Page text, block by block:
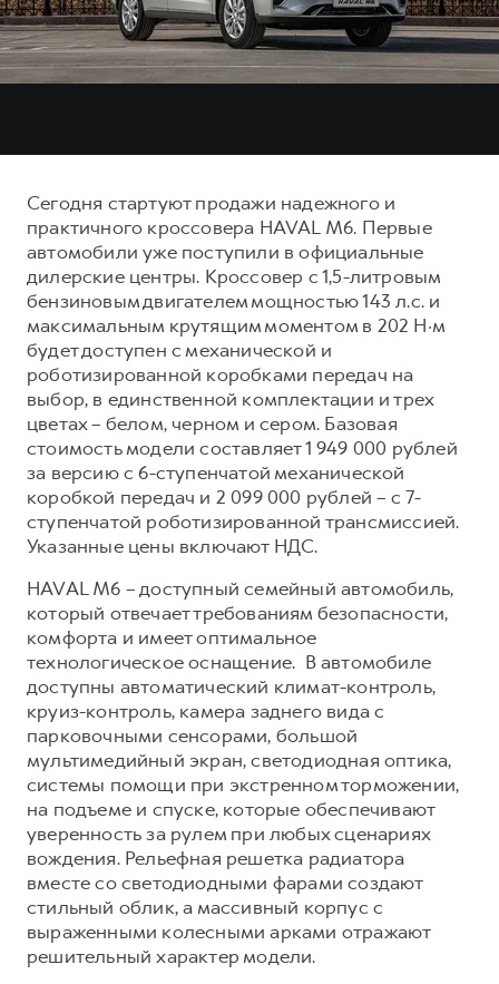
от 2 899 000 ₽ от 3 599 000 ₽
Тест-драйв
Трейд-ин
Страхование
Кредит
Для малого бизнеса
Корпоративным клиентам
Крупным корпоративным клиентам
Система управления автопарком
Сервис для корпоративных клиентов
HAVAL Лизинг
АКСЕССУАРЫ HAVAL
Автомобильные аксессуары
Коллекция CITY
Коллекция Базовая
Коллекция Детская
СЕРВИСНОЕ ОБСЛУЖИВАНИЕ
Нулевое ТО
ПОДДЕРЖКА
GWM Безопасность
Гарантия HAVAL
Мобильное приложение GWM
Программа «HAVAL Защита+»
Руководства по эксплуатации
Подписки
АКСЕССУАРЫ HAVAL
Автомобильные аксессуары
Коллекция CITY
Коллекция Базовая
Коллекция Детская
О дилере
Контакты
Сегодня стартуют продажи надежного и
практичного кроссовера HAVAL M6. Первые
автомобили уже поступили в официальные
дилерские центры. Кроссовер с 1,5-литровым
бензиновым двигателем мощностью 143 л.с. и
максимальным крутящим моментом в 202 Н·м
будет доступен с механической и
роботизированной коробками передач на
выбор, в единственной комплектации и трех
цветах – белом, черном и сером. Базовая
стоимость модели составляет 1 949 000 рублей
за версию с 6-ступенчатой механической
коробкой передач и 2 099 000 рублей – с 7-
ступенчатой роботизированной трансмиссией.
Указанные цены включают НДС.
HAVAL M6 – доступный семейный автомобиль,
который отвечает требованиям безопасности,
комфорта и имеет оптимальное
технологическое оснащение. В автомобиле
доступны автоматический климат-контроль,
круиз-контроль, камера заднего вида с
парковочными сенсорами, большой
мультимедийный экран, светодиодная оптика,
системы помощи при экстренном торможении,
на подъеме и спуске, которые обеспечивают
уверенность за рулем при любых сценариях
вождения. Рельефная решетка радиатора
вместе со светодиодными фарами создают
стильный облик, а массивный корпус с
выраженными колесными арками отражают
решительный характер модели.